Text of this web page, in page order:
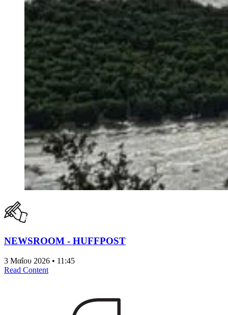
NEWSROOM - HUFFPOST
3 Μαΐου 2026 • 11:45
Read Content